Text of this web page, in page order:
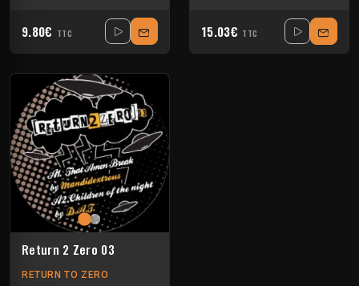
9.80€ TTC 15.03€ TTC
Return 2 Zero 03
RETURN TO ZERO